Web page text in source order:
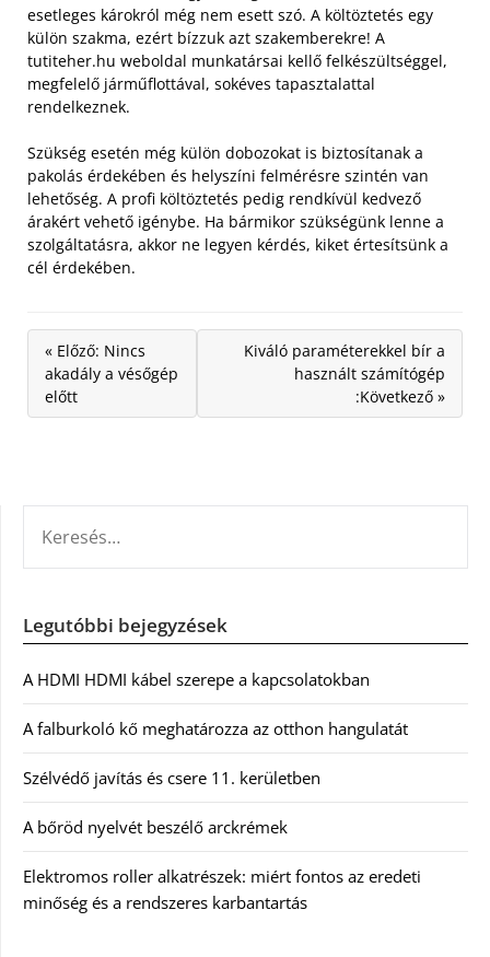
esetleges károkról még nem esett szó. A költöztetés egy
külön szakma, ezért bízzuk azt szakemberekre! A
tutiteher.hu weboldal munkatársai kellő felkészültséggel,
megfelelő járműflottával, sokéves tapasztalattal
rendelkeznek.
Szükség esetén még külön dobozokat is biztosítanak a
pakolás érdekében és helyszíni felmérésre szintén van
lehetőség. A profi költöztetés pedig rendkívül kedvező
árakért vehető igénybe. Ha bármikor szükségünk lenne a
szolgáltatásra, akkor ne legyen kérdés, kiket értesítsünk a
cél érdekében.
« Előző: Nincs
akadály a vésőgép
előtt
Kiváló paraméterekkel bír a
használt számítógép
:Következő »
Legutóbbi bejegyzések
A HDMI HDMI kábel szerepe a kapcsolatokban
A falburkoló kő meghatározza az otthon hangulatát
Szélvédő javítás és csere 11. kerületben
A bőröd nyelvét beszélő arckrémek
Elektromos roller alkatrészek: miért fontos az eredeti
minőség és a rendszeres karbantartás